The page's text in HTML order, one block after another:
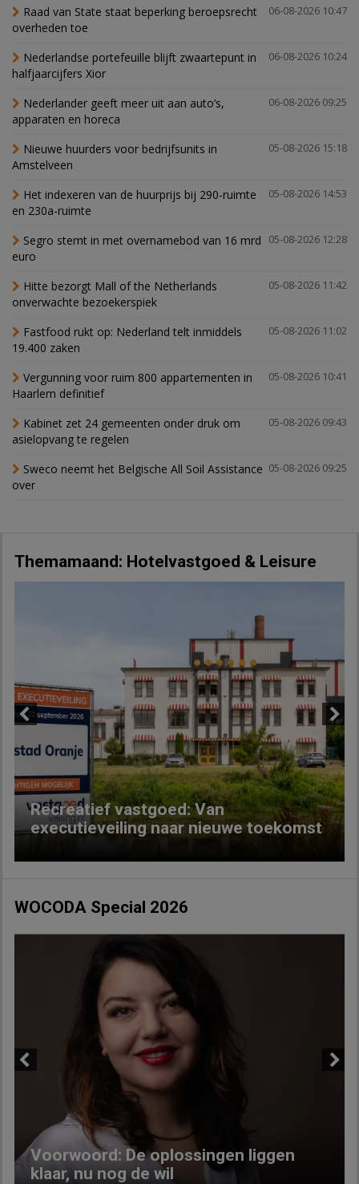
06-08-2026 10:47
Raad van State staat beperking beroepsrecht
overheden toe
06-08-2026 10:24
Nederlandse portefeuille blijft zwaartepunt in
halfjaarcijfers Xior
06-08-2026 09:25
Nederlander geeft meer uit aan auto’s,
apparaten en horeca
05-08-2026 15:18
Nieuwe huurders voor bedrijfsunits in
Amstelveen
05-08-2026 14:53
Het indexeren van de huurprijs bij 290-ruimte
en 230a-ruimte
05-08-2026 12:28
Segro stemt in met overnamebod van 16 mrd
euro
05-08-2026 11:42
Hitte bezorgt Mall of the Netherlands
onverwachte bezoekerspiek
05-08-2026 11:02
Fastfood rukt op: Nederland telt inmiddels
19.400 zaken
05-08-2026 10:41
Vergunning voor ruim 800 appartementen in
Haarlem definitief
05-08-2026 09:43
Kabinet zet 24 gemeenten onder druk om
asielopvang te regelen
05-08-2026 09:25
Sweco neemt het Belgische All Soil Assistance
over
Themamaand: Hotelvastgoed & Leisure
Recreatief vastgoed: Van
executieveiling naar nieuwe toekomst
Next
WOCODA Special 2026
Voorwoord: De oplossingen liggen
klaar, nu nog de wil